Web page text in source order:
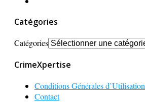
Catégories
Catégories
CrimeXpertise
Conditions Générales d’Utilisation
Contact